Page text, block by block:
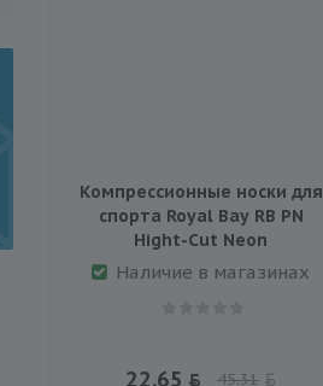
Компрессионные носки для
спорта Royal Bay RB PN
Hight-Сut Neon
Наличие в магазинах
22.65 45.31